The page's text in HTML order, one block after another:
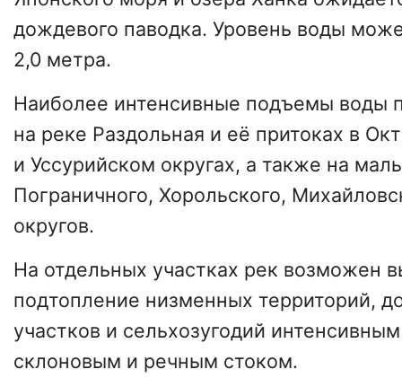
дождевого паводка. Уровень воды
2,0 метра.
Наиболее интенсивные подъемы воды
на реке Раздольная и её притоках в
и Уссурийском округах, а также на
Пограничного, Хорольского,
округов.
На отдельных участках рек возможен
подтопление низменных территорий,
участков и сельхозугодий
склоновым и речным стоком.